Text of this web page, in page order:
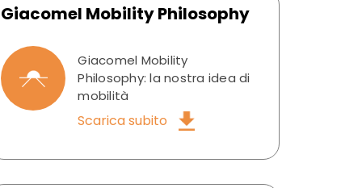
Giacomel Mobility Philosophy
Giacomel Mobility
Philosophy: la nostra idea di
mobilità
Scarica subito